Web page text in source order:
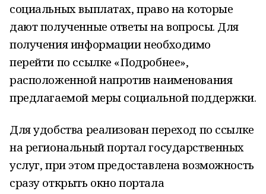
социальных выплатах, право на которые
дают полученные ответы на вопросы. Для
получения информации необходимо
перейти по ссылке «Подробнее»,
расположенной напротив наименования
предлагаемой меры социальной поддержки.
Для удобства реализован переход по ссылке
на региональный портал государственных
услуг, при этом предоставлена возможность
сразу открыть окно портала